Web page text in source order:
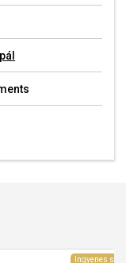
Ingyenes